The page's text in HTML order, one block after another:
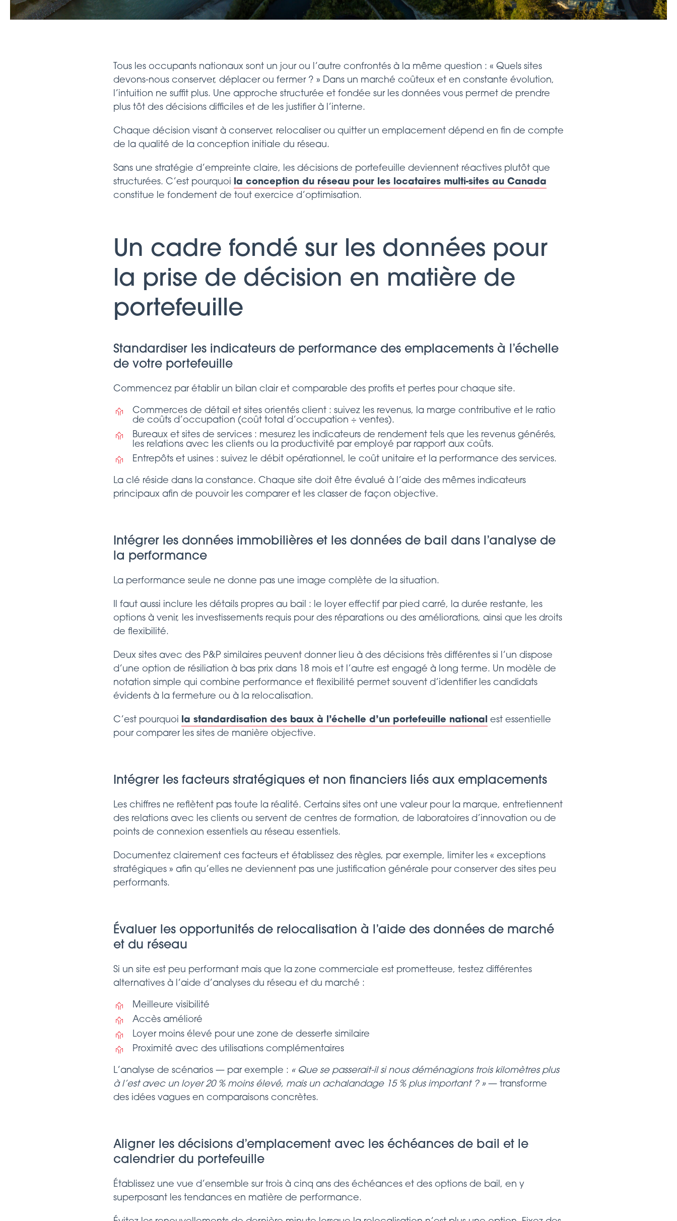
Tous les occupants nationaux sont un jour ou l’autre confrontés à la même question : « Quels sites
devons-nous conserver, déplacer ou fermer ? » Dans un marché coûteux et en constante évolution,
l’intuition ne suffit plus. Une approche structurée et fondée sur les données vous permet de prendre
plus tôt des décisions difficiles et de les justifier à l’interne.
Chaque décision visant à conserver, relocaliser ou quitter un emplacement dépend en fin de compte
de la qualité de la conception initiale du réseau.
Sans une stratégie d’empreinte claire, les décisions de portefeuille deviennent réactives plutôt que
structurées. C’est pourquoi la conception du réseau pour les locataires multi-sites au Canada
constitue le fondement de tout exercice d’optimisation.
Un cadre fondé sur les données pour
la prise de décision en matière de
portefeuille
Standardiser les indicateurs de performance des emplacements à l’échelle
de votre portefeuille
Commencez par établir un bilan clair et comparable des profits et pertes pour chaque site.
Commerces de détail et sites orientés client : suivez les revenus, la marge contributive et le ratio
de coûts d’occupation (coût total d’occupation ÷ ventes).
Bureaux et sites de services : mesurez les indicateurs de rendement tels que les revenus générés,
les relations avec les clients ou la productivité par employé par rapport aux coûts.
Entrepôts et usines : suivez le débit opérationnel, le coût unitaire et la performance des services.
La clé réside dans la constance. Chaque site doit être évalué à l’aide des mêmes indicateurs
principaux afin de pouvoir les comparer et les classer de façon objective.
Intégrer les données immobilières et les données de bail dans l’analyse de
la performance
La performance seule ne donne pas une image complète de la situation.
Il faut aussi inclure les détails propres au bail : le loyer effectif par pied carré, la durée restante, les
options à venir, les investissements requis pour des réparations ou des améliorations, ainsi que les droits
de flexibilité.
Deux sites avec des P&P similaires peuvent donner lieu à des décisions très différentes si l’un dispose
d’une option de résiliation à bas prix dans 18 mois et l’autre est engagé à long terme. Un modèle de
notation simple qui combine performance et flexibilité permet souvent d’identifier les candidats
évidents à la fermeture ou à la relocalisation.
C’est pourquoi la standardisation des baux à l’échelle d’un portefeuille national est essentielle
pour comparer les sites de manière objective.
Intégrer les facteurs stratégiques et non financiers liés aux emplacements
Les chiffres ne reflètent pas toute la réalité. Certains sites ont une valeur pour la marque, entretiennent
des relations avec les clients ou servent de centres de formation, de laboratoires d’innovation ou de
points de connexion essentiels au réseau essentiels.
Documentez clairement ces facteurs et établissez des règles, par exemple, limiter les « exceptions
stratégiques » afin qu’elles ne deviennent pas une justification générale pour conserver des sites peu
performants.
Évaluer les opportunités de relocalisation à l’aide des données de marché
et du réseau
Si un site est peu performant mais que la zone commerciale est prometteuse, testez différentes
alternatives à l’aide d’analyses du réseau et du marché :
Meilleure visibilité
Accès amélioré
Loyer moins élevé pour une zone de desserte similaire
Proximité avec des utilisations complémentaires
L’analyse de scénarios — par exemple : « Que se passerait-il si nous déménagions trois kilomètres plus
à l’est avec un loyer 20 % moins élevé, mais un achalandage 15 % plus important ? »— transforme
des idées vagues en comparaisons concrètes.
Aligner les décisions d’emplacement avec les échéances de bail et le
calendrier du portefeuille
Établissez une vue d’ensemble sur trois à cinq ans des échéances et des options de bail, en y
superposant les tendances en matière de performance.